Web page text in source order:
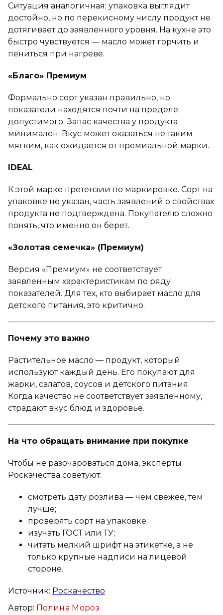
Ситуация аналогичная: упаковка выглядит
достойно, но по перекисному числу продукт не
дотягивает до заявленного уровня. На кухне это
быстро чувствуется — масло может горчить и
пениться при нагреве.
«Благо» Премиум
Формально сорт указан правильно, но
показатели находятся почти на пределе
допустимого. Запас качества у продукта
минимален. Вкус может оказаться не таким
мягким, как ожидается от премиальной марки.
IDEAL
К этой марке претензии по маркировке. Сорт на
упаковке не указан, часть заявлений о свойствах
продукта не подтверждена. Покупателю сложно
понять, что именно он берет.
«Золотая семечка» (Премиум)
Версия «Премиум» не соответствует
заявленным характеристикам по ряду
показателей. Для тех, кто выбирает масло для
детского питания, это критично.
Почему это важно
Растительное масло — продукт, который
используют каждый день. Его покупают для
жарки, салатов, соусов и детского питания.
Когда качество не соответствует заявленному,
страдают вкус блюд и здоровье.
На что обращать внимание при покупке
Чтобы не разочароваться дома, эксперты
Роскачества советуют:
смотреть дату розлива — чем свежее, тем
лучше;
проверять сорт на упаковке;
изучать ГОСТ или ТУ;
читать мелкий шрифт на этикетке, а не
только крупные надписи на лицевой
стороне.
Источник: Роскачество
Автор: Полина Мороз